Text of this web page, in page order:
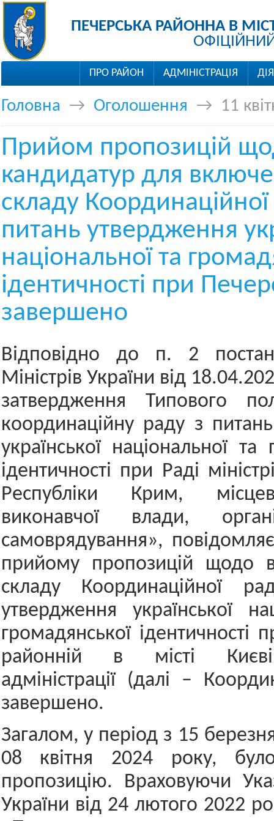
ПЕЧЕРСЬКА РАЙОННА В
ПРО РАЙОН АДМІНІСТРАЦІЯ
Головна → Оголошення → 11
Прийом пропозицій
кандидатур для
складу
питань утвердження
національної та
ідентичності при
завершено
Відповідно до п. 2
Міністрів України від
затвердження Типового
координаційну раду з
української національної та
ідентичності при Раді
Республіки Крим,
виконавчої влади,
самоврядування»,
прийому пропозицій щодо
складу Координаційної
утвердження української
громадянської ідентичності
районній в місті
адміністрації (далі –
завершено.
Загалом, у період з 15
08 квітня 2024 року,
пропозицію. Враховуючи
України від 24 лютого 2022